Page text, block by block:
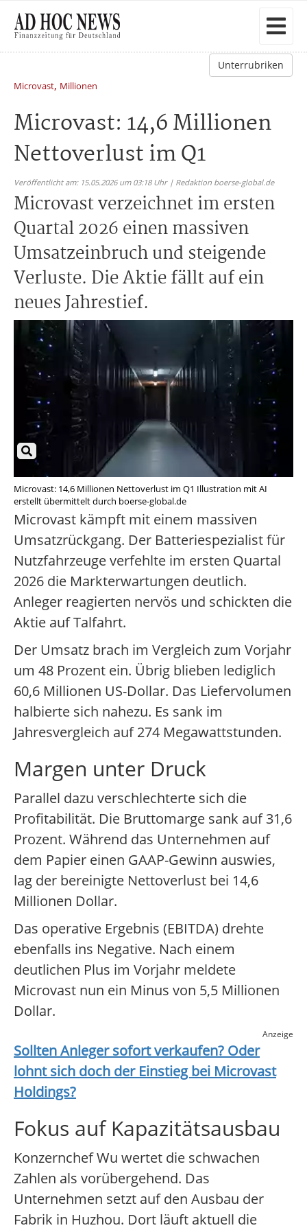
Unterrubriken
Microvast, Millionen
Microvast: 14,6 Millionen
Nettoverlust im Q1
Veröffentlicht am: 15.05.2026 um 03:18 Uhr | Redaktion boerse-global.de
Microvast verzeichnet im ersten
Quartal 2026 einen massiven
Umsatzeinbruch und steigende
Verluste. Die Aktie fällt auf ein
neues Jahrestief.
Microvast: 14,6 Millionen Nettoverlust im Q1 Illustration mit AI
erstellt übermittelt durch boerse-global.de
Microvast kämpft mit einem massiven
Umsatzrückgang. Der Batteriespezialist für
Nutzfahrzeuge verfehlte im ersten Quartal
2026 die Markterwartungen deutlich.
Anleger reagierten nervös und schickten die
Aktie auf Talfahrt.
Der Umsatz brach im Vergleich zum Vorjahr
um 48 Prozent ein. Übrig blieben lediglich
60,6 Millionen US-Dollar. Das Liefervolumen
halbierte sich nahezu. Es sank im
Jahresvergleich auf 274 Megawattstunden.
Margen unter Druck
Parallel dazu verschlechterte sich die
Profitabilität. Die Bruttomarge sank auf 31,6
Prozent. Während das Unternehmen auf
dem Papier einen GAAP-Gewinn auswies,
lag der bereinigte Nettoverlust bei 14,6
Millionen Dollar.
Das operative Ergebnis (EBITDA) drehte
ebenfalls ins Negative. Nach einem
deutlichen Plus im Vorjahr meldete
Microvast nun ein Minus von 5,5 Millionen
Dollar.
Anzeige
Sollten Anleger sofort verkaufen? Oder
lohnt sich doch der Einstieg bei Microvast
Holdings?
Fokus auf Kapazitätsausbau
Konzernchef Wu wertet die schwachen
Zahlen als vorübergehend. Das
Unternehmen setzt auf den Ausbau der
Fabrik in Huzhou. Dort läuft aktuell die